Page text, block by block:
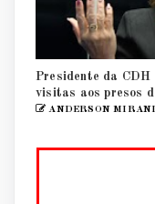
Presidente da CDH
visitas aos presos
ANDERSON